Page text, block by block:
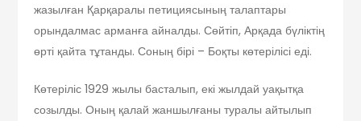
жазылған Қарқаралы петициясының талаптары
орындалмас арманға айналды. Сөйтіп, Арқада бүліктің
өрті қайта тұтанды. Соның бірі – Боқты көтерілісі еді.
Көтеріліс 1929 жылы басталып, екі жылдай уақытқа
созылды. Оның қалай жаншылғаны туралы айтылып